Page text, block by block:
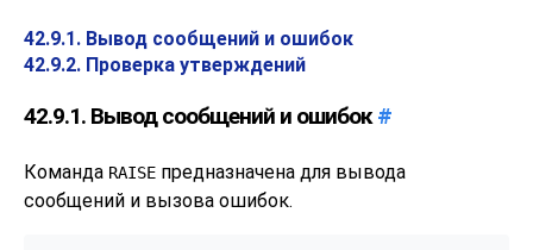
42.9.1. Вывод сообщений и ошибок
42.9.2. Проверка утверждений
42.9.1. Вывод сообщений и ошибок#
Команда RAISE предназначена для вывода
сообщений и вызова ошибок.